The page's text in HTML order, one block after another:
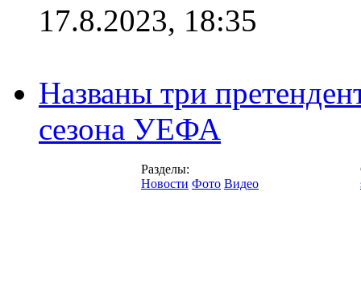
17.8.2023, 18:35
Названы три
сезона УЕФА
Разделы:
Новости Фото Видео